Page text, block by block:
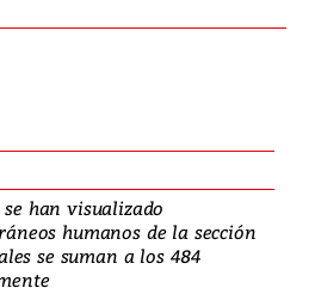
han visualizado
humanos de la sección
se suman a los 484